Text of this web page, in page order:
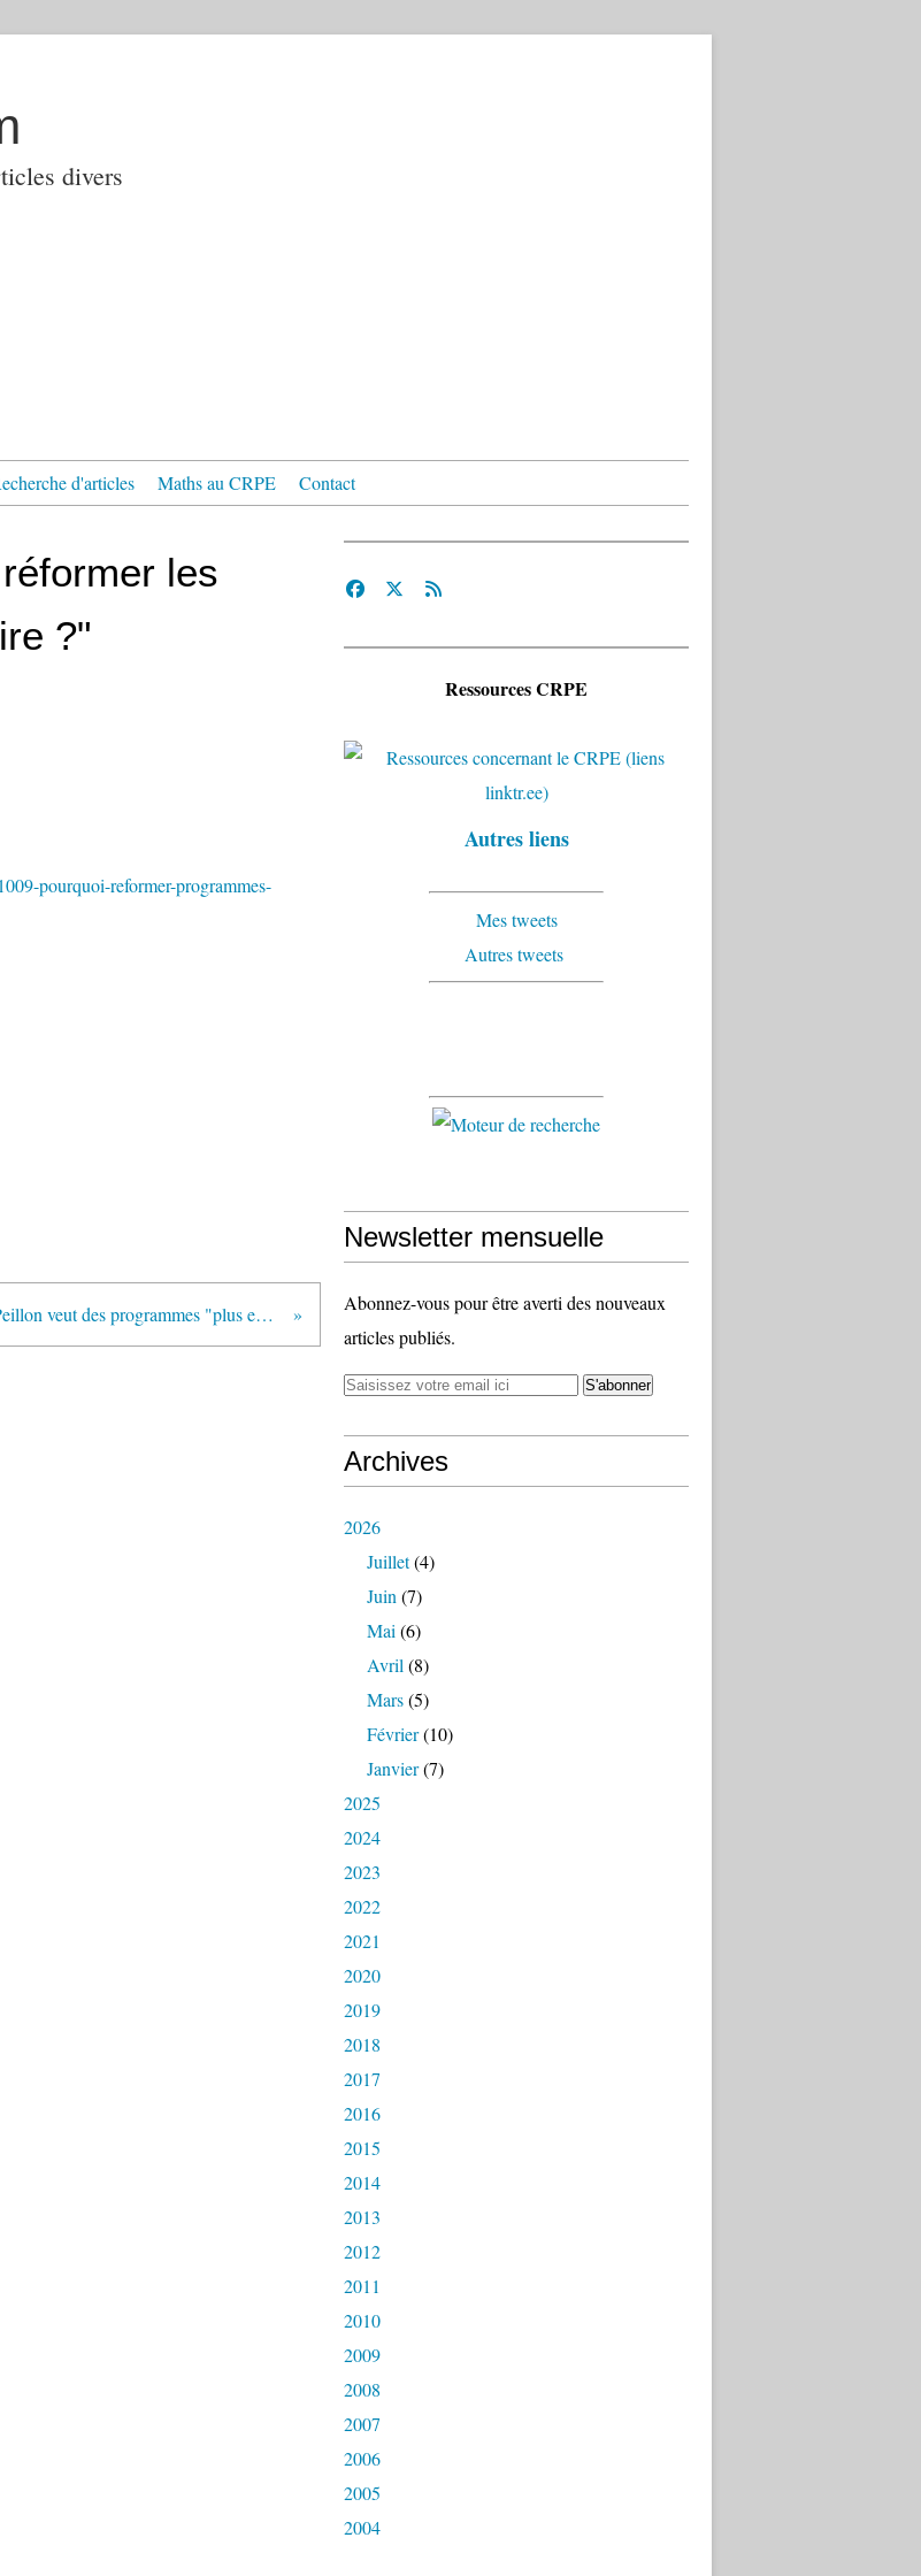
divers
d'articles Maths au CRPE Contact
les
?"
pourquoi-reformer-programmes-
Education : Peillon veut des programmes "plus efficaces" (reportage vidéo et article - lci.tf1.fr)
Ressources CRPE
Autres liens
Mes tweets
Autres tweets
Newsletter mensuelle
Abonnez-vous pour être averti des nouveaux
articles publiés.
Archives
2026
Juillet(4)
Juin (7)
Mai (6)
Avril (8)
Mars(5)
Février(10)
Janvier(7)
2025
2024
2023
2022
2021
2020
2019
2018
2017
2016
2015
2014
2013
2012
2011
2010
2009
2008
2007
2006
2005
2004